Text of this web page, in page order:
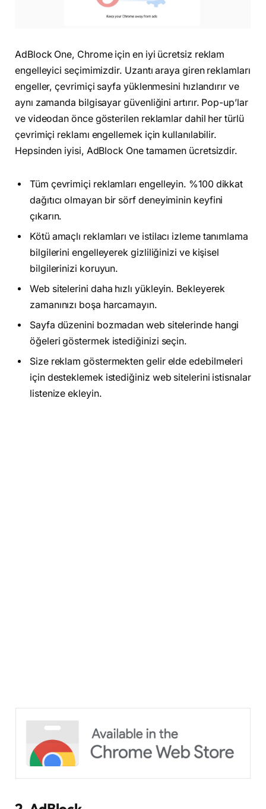
AdBlock One, Chrome için en iyi ücretsiz reklam
engelleyici seçimimizdir. Uzantı araya giren reklamları
engeller, çevrimiçi sayfa yüklenmesini hızlandırır ve
aynı zamanda bilgisayar güvenliğini artırır. Pop-up’lar
ve videodan önce gösterilen reklamlar dahil her türlü
çevrimiçi reklamı engellemek için kullanılabilir.
Hepsinden iyisi, AdBlock One tamamen ücretsizdir.
Tüm çevrimiçi reklamları engelleyin. %100 dikkat
dağıtıcı olmayan bir sörf deneyiminin keyfini
çıkarın.
Kötü amaçlı reklamları ve istilacı izleme tanımlama
bilgilerini engelleyerek gizliliğinizi ve kişisel
bilgilerinizi koruyun.
Web sitelerini daha hızlı yükleyin. Bekleyerek
zamanınızı boşa harcamayın.
Sayfa düzenini bozmadan web sitelerinde hangi
öğeleri göstermek istediğinizi seçin.
Size reklam göstermekten gelir elde edebilmeleri
için desteklemek istediğiniz web sitelerini istisnalar
listenize ekleyin.